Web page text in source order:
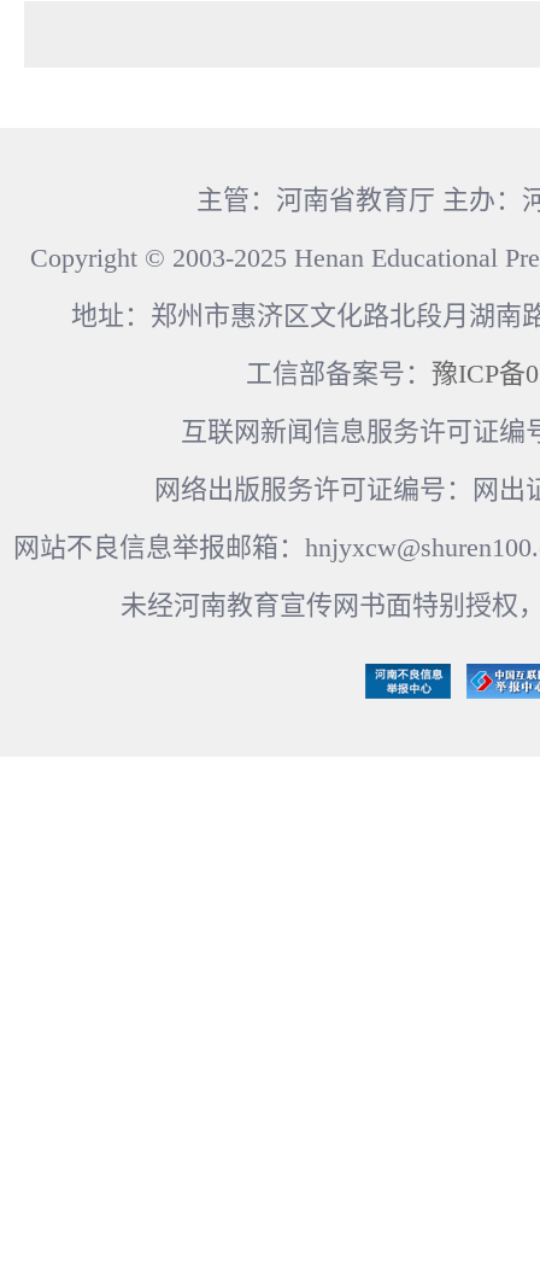
主管：河南省教育厅 主办：
Copyright © 2003-2025 Henan Educational
地址：郑州市惠济区文化路北段月湖南
工信部备案号： 豫ICP备
互联网新闻信息服务许可证编
网络出版服务许可证编号：网出
网站不良信息举报邮箱：
未经河南教育宣传网书面特别授权